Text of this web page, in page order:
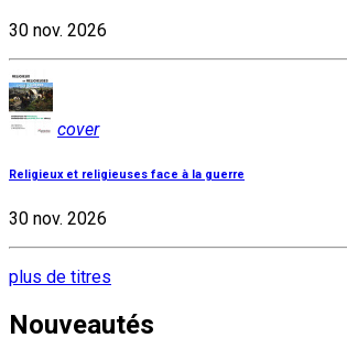
30 nov. 2026
cover
Religieux et religieuses face à la guerre
30 nov. 2026
plus de titres
Nouveautés